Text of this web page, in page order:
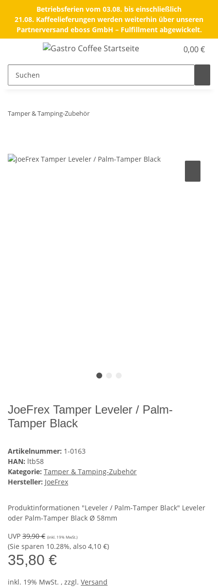
Betriebsferien vom 03.08. bis einschließlich
21.08. Kaffeelieferungen werden weiterhin über unseren
Partnerversand eboss GmbH – Fulfillment abgewickelt.
0,00 €
Tamper & Tamping-Zubehör
JoeFrex Tamper Leveler / Palm-
Tamper Black
Artikelnummer: 1-0163
HAN: ltb58
Kategorie: Tamper & Tamping-Zubehör
Hersteller: JoeFrex
Produktinformationen "Leveler / Palm-Tamper Black" Leveler
oder Palm-Tamper Black Ø 58mm
UVP 39,90 € (inkl. 19% MwSt.)
(Sie sparen 10.28%, also 4,10 €)
35,80 €
inkl. 19% MwSt. , zzgl. Versand